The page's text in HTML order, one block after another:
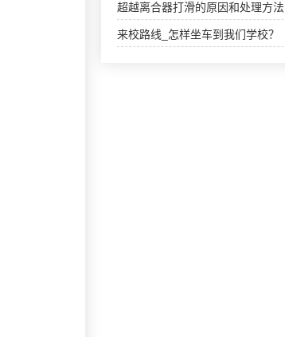
超越离合器打滑的原因和处理方法
来校路线_怎样坐车到我们学校？